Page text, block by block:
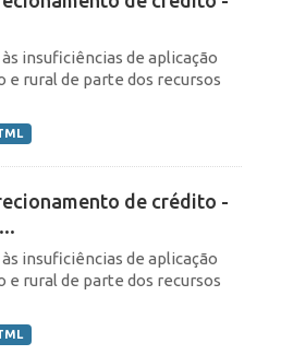
insuficiências de aplicação
rural de parte dos recursos
de crédito -
insuficiências de aplicação
rural de parte dos recursos